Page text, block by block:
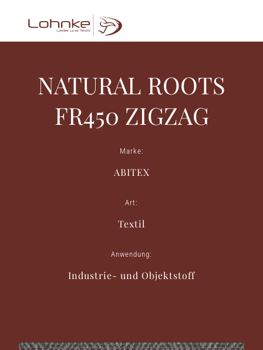
NATURAL ROOTS
FR450 ZIGZAG
Marke:
ABITEX
Art:
Textil
Anwendung:
Industrie- und Objektstoff